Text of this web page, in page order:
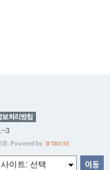
Powered by D'TRUST